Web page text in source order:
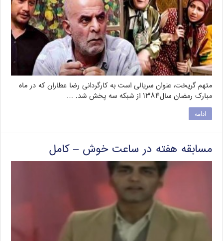
متهم گریخت، عنوان سریالی است به کارگردانی رضا عطاران که در ماه
مبارک رمضان سال۱۳۸۴ از شبکه سه پخش شد. …
ادامه
مسابقه هفته در ساعت خوش – کامل